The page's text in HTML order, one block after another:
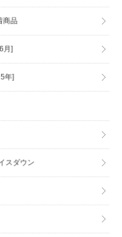
商品
月]
年]
スダウン